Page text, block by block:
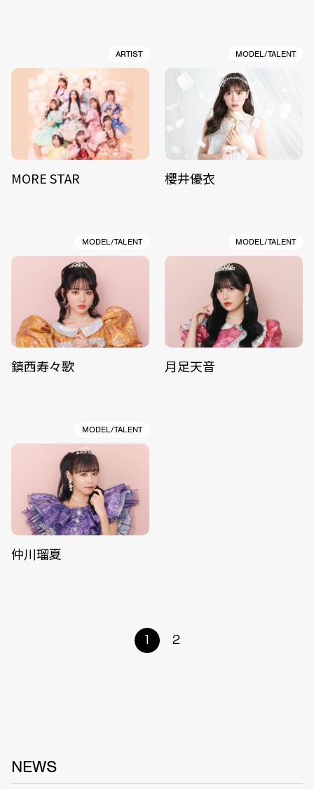
ARTIST
MORE STAR
MODEL/TALENT
櫻井優衣
MODEL/TALENT
鎮西寿々歌
MODEL/TALENT
月足天音
MODEL/TALENT
仲川瑠夏
1 2
NEWS